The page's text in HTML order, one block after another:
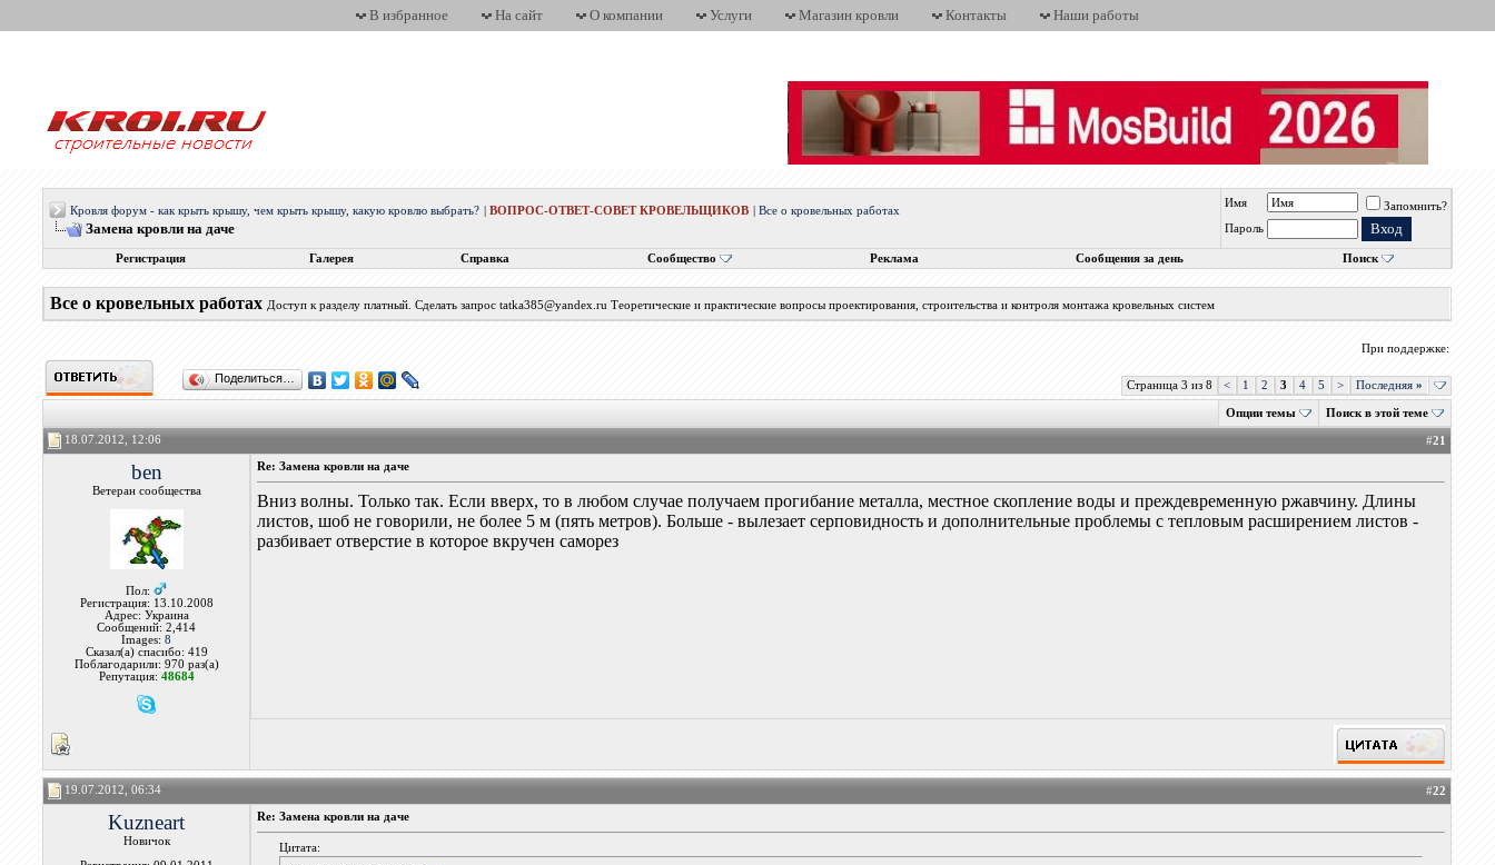
В избранное На сайт О компании Услуги Магазин кровли Контакты Наши работы
Кровля форум - как крыть крышу, чем крыть крышу, какую кровлю выбрать? |ВОПРОС-ОТВЕТ-СОВЕТ КРОВЕЛЬЩИКОВ |Все о кровельных работах
Замена кровли на даче
Имя
Запомнить?
Пароль
Регистрация Галерея Справка Сообщество Реклама Сообщения за день Поиск
Все о кровельных работах Доступ к разделу платный. Сделать запрос tatka385@yandex.ru Теоретические и практические вопросы проектирования, строительства и контроля монтажа кровельных систем
При поддержке:
Поделиться…
Страница 3 из 8 < 1 2 3 4 5 > Последняя»
Опции темы Поиск в этой теме
18.07.2012, 12:06 #21
ben
Ветеран сообщества
Пол:
Регистрация: 13.10.2008
Адрес: Украина
Сообщений: 2,414
Images:8
Сказал(а) спасибо: 419
Поблагодарили: 970 раз(а)
Репутация: 48684
Re: Замена кровли на даче
Вниз волны. Только так. Если вверх, то в любом случае получаем прогибание металла, местное скопление воды и преждевременную ржавчину. Длины
листов, шоб не говорили, не более 5 м (пять метров). Больше - вылезает серповидность и дополнительные проблемы с тепловым расширением листов -
разбивает отверстие в которое вкручен саморез
19.07.2012, 06:34 #22
Kuzneart
Новичок
Re: Замена кровли на даче
Цитата: